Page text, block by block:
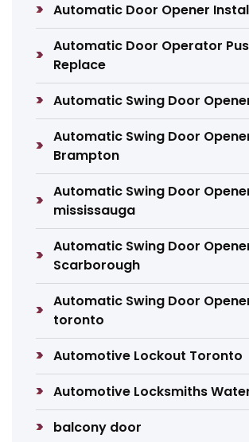
Automatic Door Opener
Automatic Door Operator
Replace
Automatic Swing Door
Automatic Swing Door
Brampton
Automatic Swing Door
mississauga
Automatic Swing Door
Scarborough
Automatic Swing Door
toronto
Automotive Lockout Toronto
Automotive Locksmiths
balcony door